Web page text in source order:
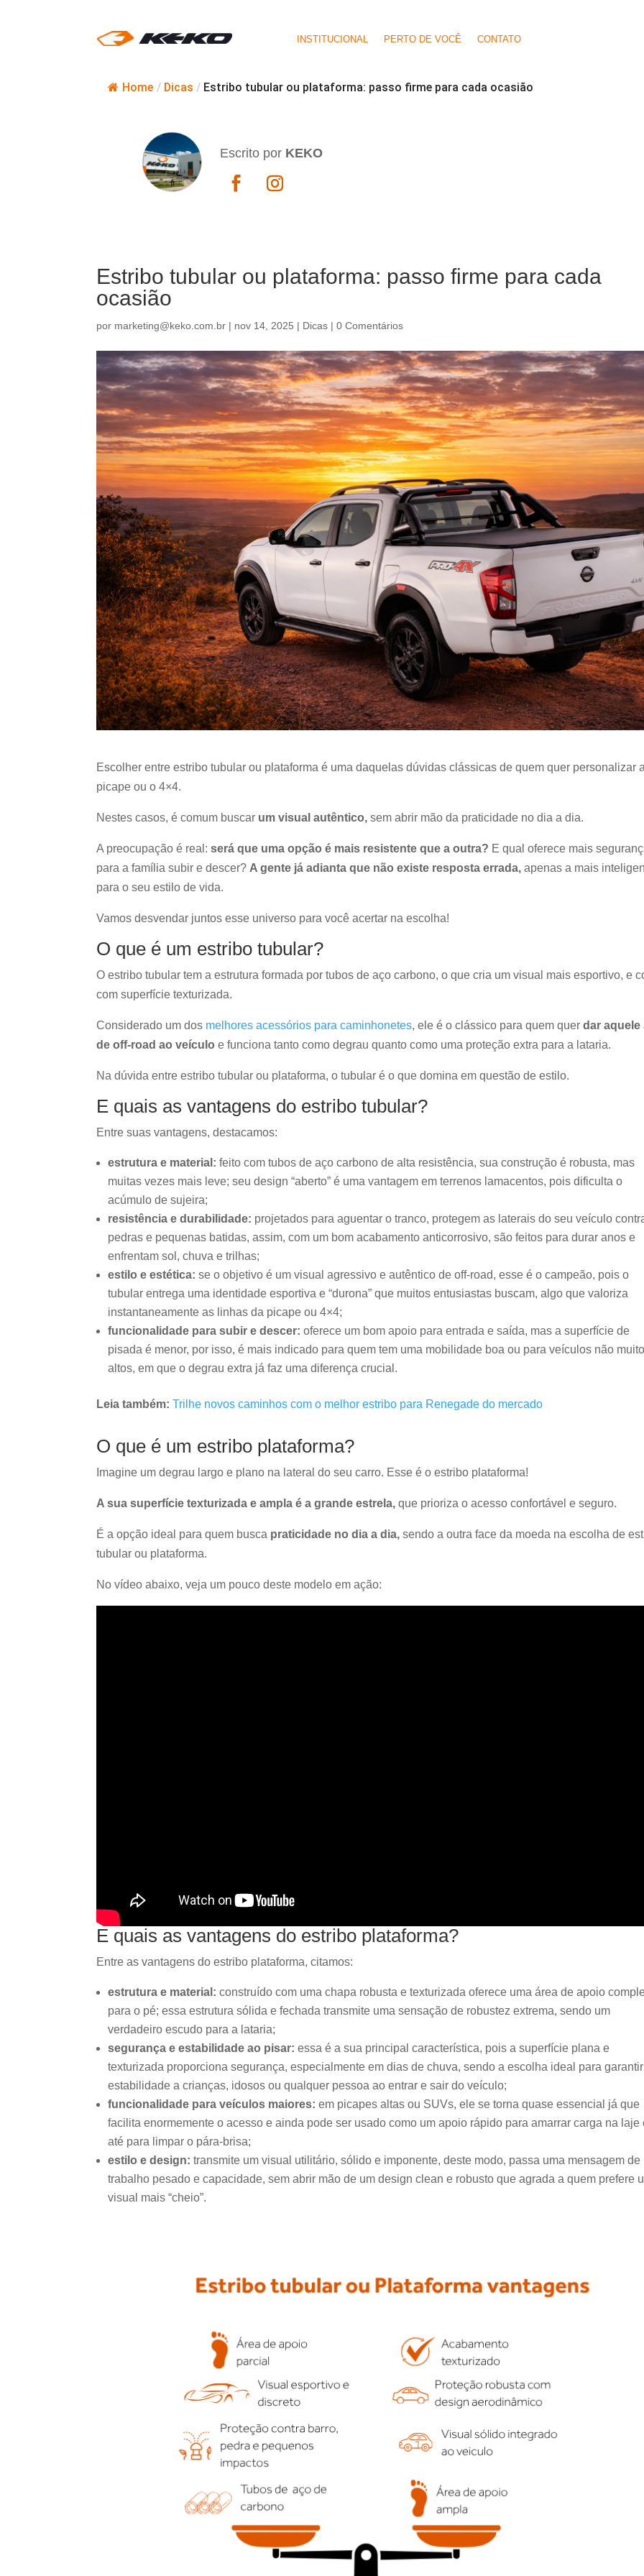
INSTITUCIONAL PERTO DE VOCÊ CONTATO
Home / Dicas / Estribo tubular ou plataforma: passo firme para cada ocasião
Escrito por KEKO
Estribo tubular ou plataforma: passo firme para cada
ocasião
por marketing@keko.com.br | nov 14, 2025 | Dicas |0 Comentários
Escolher entre estribo tubular ou plataforma é uma daquelas dúvidas clássicas de quem quer personalizar a
picape ou o 4×4.
Nestes casos, é comum buscar um visual autêntico, sem abrir mão da praticidade no dia a dia.
A preocupação é real:será que uma opção é mais resistente que a outra? E qual oferece mais
para a família subir e descer? A gente já adianta que não existe resposta errada,apenas a mais
para o seu estilo de vida.
Vamos desvendar juntos esse universo para você acertar na escolha!
O que é um estribo tubular?
O estribo tubular tem a estrutura formada por tubos de aço carbono, o que cria um visual mais esportivo, e
com superfície texturizada.
Considerado um dos melhores acessórios para caminhonetes, ele é o clássico para quem quer dar aquele
de off-road ao veículoe funciona tanto como degrau quanto como uma proteção extra para a lataria.
Na dúvida entre estribo tubular ou plataforma, o tubular é o que domina em questão de estilo.
E quais as vantagens do estribo tubular?
Entre suas vantagens, destacamos:
estrutura e material:feito com tubos de aço carbono de alta resistência, sua construção é robusta, mas
muitas vezes mais leve; seu design “aberto” é uma vantagem em terrenos lamacentos, pois dificulta o
acúmulo de sujeira;
resistência e durabilidade: projetados para aguentar o tranco, protegem as laterais do seu veículo
pedras e pequenas batidas, assim, com um bom acabamento anticorrosivo, são feitos para durar anos e
enfrentam sol, chuva e trilhas;
estilo e estética:se o objetivo é um visual agressivo e autêntico de off-road, esse é o campeão, pois o
tubular entrega uma identidade esportiva e “durona” que muitos entusiastas buscam, algo que valoriza
instantaneamente as linhas da picape ou 4×4;
funcionalidade para subir e descer: oferece um bom apoio para entrada e saída, mas a superfície de
pisada é menor, por isso, é mais indicado para quem tem uma mobilidade boa ou para veículos não muito
altos, em que o degrau extra já faz uma diferença crucial.
Leia também:Trilhe novos caminhos com o melhor estribo para Renegade do mercado
O que é um estribo plataforma?
Imagine um degrau largo e plano na lateral do seu carro. Esse é o estribo plataforma!
A sua superfície texturizada e ampla é a grande estrela,que prioriza o acesso confortável e seguro.
É a opção ideal para quem busca praticidade no dia a dia, sendo a outra face da moeda na escolha de
tubular ou plataforma.
No vídeo abaixo, veja um pouco deste modelo em ação:
E quais as vantagens do estribo plataforma?
Entre as vantagens do estribo plataforma, citamos:
estrutura e material: construído com uma chapa robusta e texturizada oferece uma área de apoio
para o pé; essa estrutura sólida e fechada transmite uma sensação de robustez extrema, sendo um
verdadeiro escudo para a lataria;
segurança e estabilidade ao pisar: essa é a sua principal característica, pois a superfície plana e
texturizada proporciona segurança, especialmente em dias de chuva, sendo a escolha ideal para garantir
estabilidade a crianças, idosos ou qualquer pessoa ao entrar e sair do veículo;
funcionalidade para veículos maiores: em picapes altas ou SUVs, ele se torna quase essencial já que
facilita enormemente o acesso e ainda pode ser usado como um apoio rápido para amarrar carga na laje
até para limpar o pára-brisa;
estilo e design:transmite um visual utilitário, sólido e imponente, deste modo, passa uma mensagem de
trabalho pesado e capacidade, sem abrir mão de um design clean e robusto que agrada a quem prefere
visual mais “cheio”.